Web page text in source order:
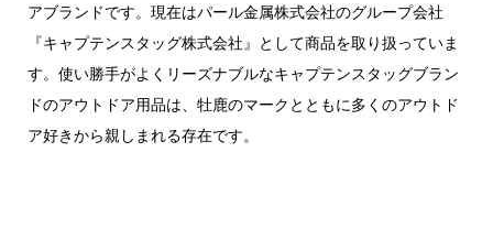
アブランドです。現在はパール金属株式会社のグループ会社
『キャプテンスタッグ株式会社』として商品を取り扱っていま
す。使い勝手がよくリーズナブルなキャプテンスタッグブラン
ドのアウトドア用品は、牡鹿のマークとともに多くのアウトド
ア好きから親しまれる存在です。